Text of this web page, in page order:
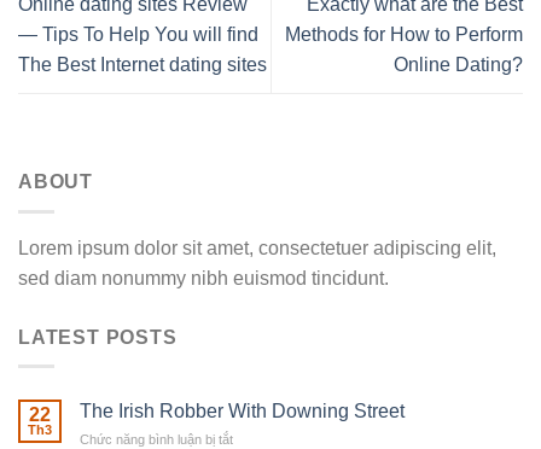
Online dating sites Review
— Tips To Help You will find
The Best Internet dating sites
Exactly what are the Best
Methods for How to Perform
Online Dating?
ABOUT
Lorem ipsum dolor sit amet, consectetuer adipiscing elit,
sed diam nonummy nibh euismod tincidunt.
LATEST POSTS
22
Th3
The Irish Robber With Downing Street
Chức năng bình luận bị tắt